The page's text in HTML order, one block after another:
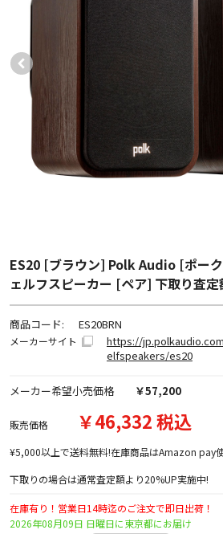
ES20 [ブラウン] Polk Audio [ポー
ェルフスピーカー [ペア] 下取り査定
商品コード: ES20BRN
メーカーサイト
https://
elfspeakers/es20
メーカー希望小売価格 ￥57,200
販売価格 ￥46,332 税込
¥5,000以上で送料無料!在庫商品はAmazon pay
下取りの場合は通常査定額より20%UP実施中!
在庫有り！営業日14時迄のご注文で即日出荷！
2026年08月09日 日曜日に東京都にお届け